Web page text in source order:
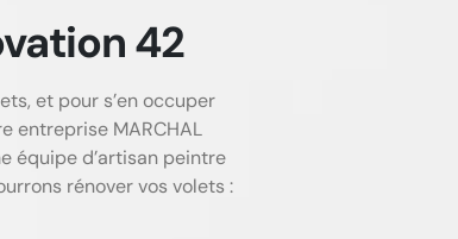
42
et pour s’en occuper
entreprise MARCHAL
équipe d’artisan peintre
rénover vos volets :